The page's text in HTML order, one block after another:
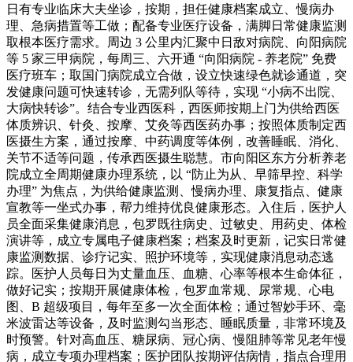
日有专业临床大夫坐诊，按期，担任健康档案成立、慢病办
理、急病措置等工做；配备专业医疗设备，满脚日常健康监测
取根本医疗需求。周边 3 公里内汇聚中日敌对病院、向阳病院
等 5 家三甲病院，每周三、六开通 “向阳病院 - 养老院” 免费
医疗班车；取国门病院成立合做，设立快速绿色就诊通道，突
发健康问题可快速转诊，无需列队等待，实现 “小病不出院、
大病快转诊”。结合专业西医科，西医师按期上门为供给西医
体质辨识、针灸、按摩、艾灸等西医药办事；按照体质制定西
医摄生方案，通过按摩、中药调度等体例，改善睡眠、消化、
关节不适等问题，传承西医摄生聪慧。市向阳区东方分析养老
院成立全周期健康办理系统，以 “防止为从、早筛早控、科学
办理” 为焦点，为供给健康监测、慢病办理、康复指点、健康
宣教等一坐式办事，帮力维持优良健康形态。入住后，医护人
员全面采集健康消息，包罗既往病史、过敏史、用药史、体检
演讲等，成立专属电子健康档案；档案及时更新，记实日常健
康监测数据、诊疗记实、照护环境等，实现健康消息动态逃
踪。医护人员每日为丈量血压、血糖、心率等根本生命体征，
做好记实；按期开展健康体检，包罗血常规、尿常规、心电
图、B 超级项目，每年至多一次全面体检；通过智妙手环、毫
米波雷达等设备，及时监测勾当形态、睡眠质量，非常环境及
时预警。针对高血压、糖尿病、冠心病、慢阻肺等常见老年慢
病，成立专项办理档案；医护团队按期评估病情，指点合理用